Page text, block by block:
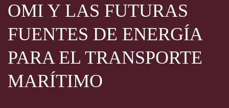
OMI Y LAS FUTURAS
FUENTES DE ENERGÍA
PARA EL TRANSPORTE
MARÍTIMO